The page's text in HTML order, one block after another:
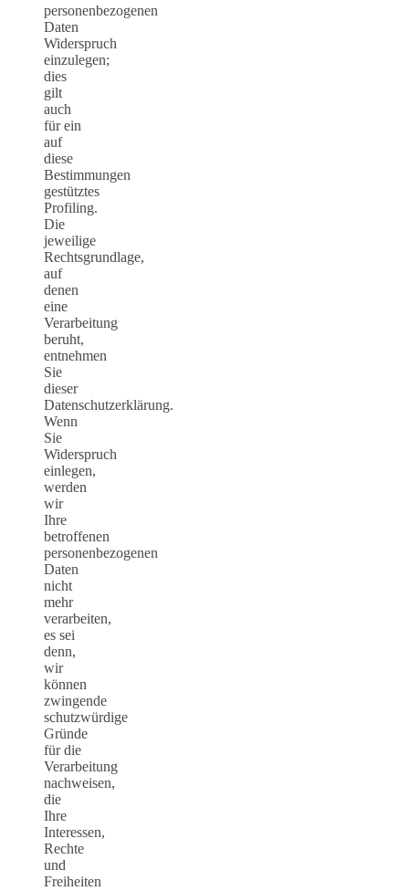
personenbezogenen
Daten
Widerspruch
einzulegen;
dies
gilt
auch
für ein
auf
diese
Bestimmungen
gestütztes
Profiling.
Die
jeweilige
Rechtsgrundlage,
auf
denen
eine
Verarbeitung
beruht,
entnehmen
Sie
dieser
Datenschutzerklärung.
Wenn
Sie
Widerspruch
einlegen,
werden
wir
Ihre
betroffenen
personenbezogenen
Daten
nicht
mehr
verarbeiten,
es sei
denn,
wir
können
zwingende
schutzwürdige
Gründe
für die
Verarbeitung
nachweisen,
die
Ihre
Interessen,
Rechte
und
Freiheiten